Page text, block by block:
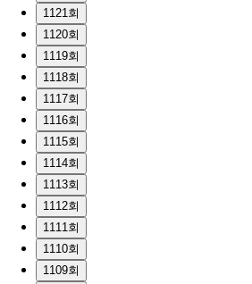
1121회
1120회
1119회
1118회
1117회
1116회
1115회
1114회
1113회
1112회
1111회
1110회
1109회